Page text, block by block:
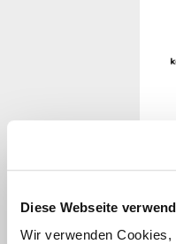
Diese Webseite
Wir verwenden